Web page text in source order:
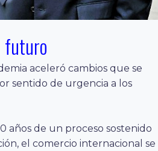
futuro
aceleró cambios que se
sentido de urgencia a los
años de un proceso sostenido
el comercio internacional se